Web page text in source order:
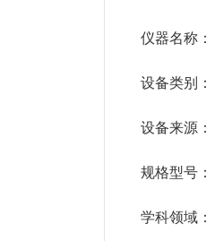
仪器名称：
设备类别：
设备来源：
规格型号：
学科领域：